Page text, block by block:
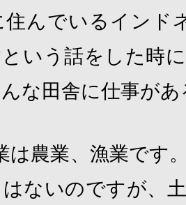
住んでいるインド
いう話をした時
な田舎に仕事が
は農業、漁業です
ないのですが、